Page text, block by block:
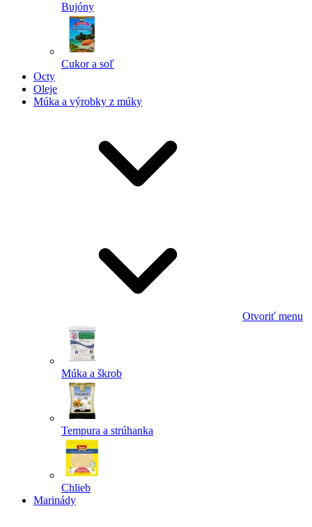
Bujóny
Cukor a soľ
Octy
Oleje
Múka a výrobky z múky
Otvoriť menu
Múka a škrob
Tempura a strúhanka
Chlieb
Marinády
Powered by chaterimo